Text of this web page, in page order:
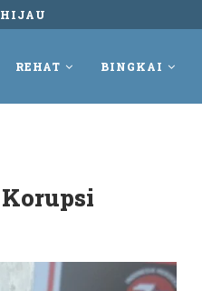
REKAM PERLAWANAN...
REHAT BINGKAI